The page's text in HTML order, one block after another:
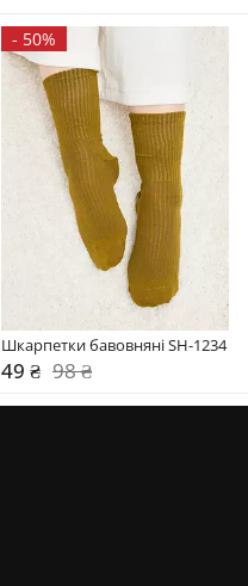
- 50%
Шкарпетки бавовняні SH-1234
49 ₴ 98 ₴